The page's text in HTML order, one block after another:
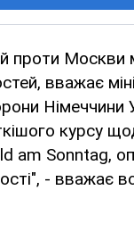
проти
вважає
курсу
am Sonntag,
- вважає